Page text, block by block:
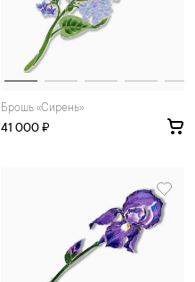
Брошь «Сирень»
41 000 ₽